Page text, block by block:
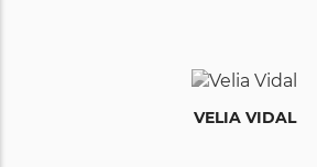
VELIA VIDAL